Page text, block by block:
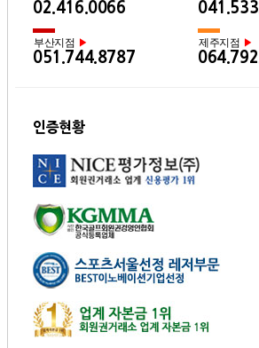
02.416.0066
부산지점 ▶
051.744.8787
제주지점 ▶
인증현황